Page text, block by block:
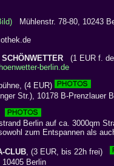
Mühlenstr. 78-80, 10243
SCHÖNWETTER (1 EUR f.
berlin.de
(4 EUR)
Str.), 10178 B-Prenzlauer
Berlin auf ca. 3000qm
zum Entspannen als
CLUB, (3 EUR, bis 22h frei)
Berlin